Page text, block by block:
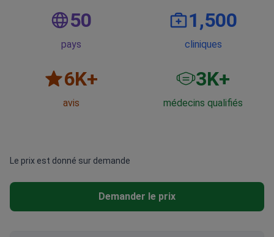
50
pays
1,500
cliniques
6K+
avis
3K+
médecins qualifiés
Le prix est donné sur demande
Demander le prix